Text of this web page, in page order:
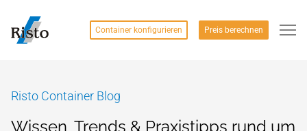
Container konfigurieren Preis berechnen
Risto Container Blog
Wissen, Trends & Praxistipps rund um